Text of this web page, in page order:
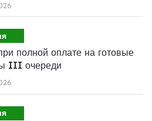
полной оплате на готовые
III очереди